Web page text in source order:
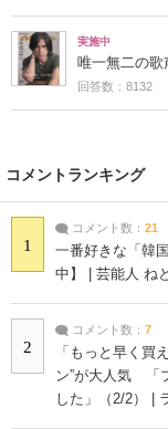
実施中
唯一無二の歌
回答数：8132
コメントランキング
1
コメント数： 21
一番好きな「韓
中】 | 芸能人 ね
2
コメント数： 7
「もっと早く買
ン”が大人気 「
した」（2/2） |